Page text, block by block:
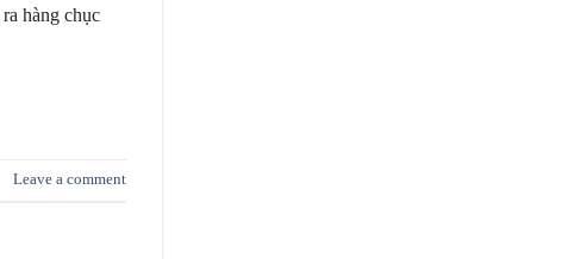
hàng chục
Leave a comment